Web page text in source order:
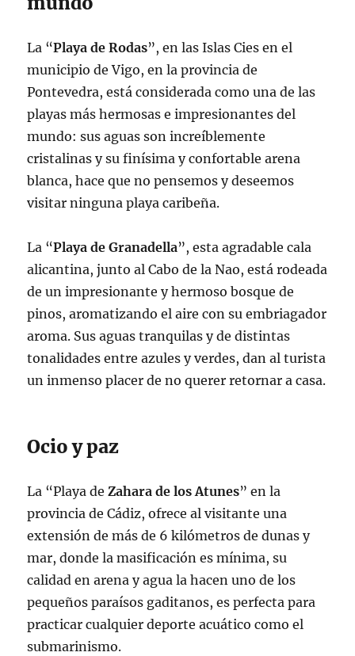
La “Playa de Rodas”, en las Islas Cies en el
municipio de Vigo, en la provincia de
Pontevedra, está considerada como una de las
playas más hermosas e impresionantes del
mundo: sus aguas son increíblemente
cristalinas y su finísima y confortable arena
blanca, hace que no pensemos y deseemos
visitar ninguna playa caribeña.
La “Playa de Granadella”, esta agradable cala
alicantina, junto al Cabo de la Nao, está rodeada
de un impresionante y hermoso bosque de
pinos, aromatizando el aire con su embriagador
aroma. Sus aguas tranquilas y de distintas
tonalidades entre azules y verdes, dan al turista
un inmenso placer de no querer retornar a casa.
Ocio y paz
La “Playa de Zahara de los Atunes” en la
provincia de Cádiz, ofrece al visitante una
extensión de más de 6 kilómetros de dunas y
mar, donde la masificación es mínima, su
calidad en arena y agua la hacen uno de los
pequeños paraísos gaditanos, es perfecta para
practicar cualquier deporte acuático como el
submarinismo.